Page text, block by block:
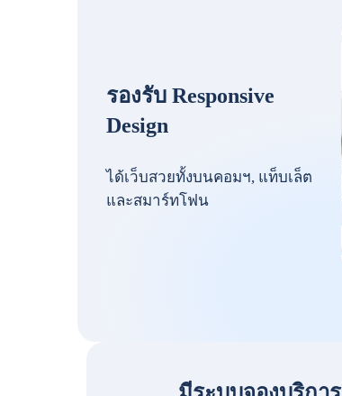
รองรับ Responsive
Design
ได้เว็บสวยทั้งบนคอมฯ, แท็บเล็ต
และสมาร์ทโฟน